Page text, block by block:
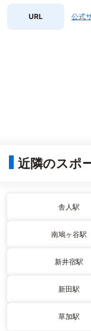
URL 公式
近隣のスポ
舎人駅
南鳩ヶ谷駅
新井宿駅
新田駅
草加駅